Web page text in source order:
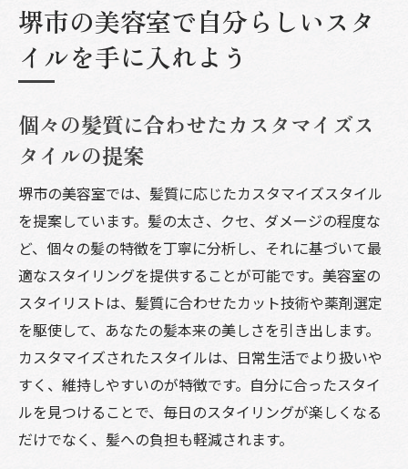
堺市の美容室で自分らしいスタ
イルを手に入れよう
個々の髪質に合わせたカスタマイズス
タイルの提案
堺市の美容室では、髪質に応じたカスタマイズスタイル
を提案しています。髪の太さ、クセ、ダメージの程度な
ど、個々の髪の特徴を丁寧に分析し、それに基づいて最
適なスタイリングを提供することが可能です。美容室の
スタイリストは、髪質に合わせたカット技術や薬剤選定
を駆使して、あなたの髪本来の美しさを引き出します。
カスタマイズされたスタイルは、日常生活でより扱いや
すく、維持しやすいのが特徴です。自分に合ったスタイ
ルを見つけることで、毎日のスタイリングが楽しくなる
だけでなく、髪への負担も軽減されます。